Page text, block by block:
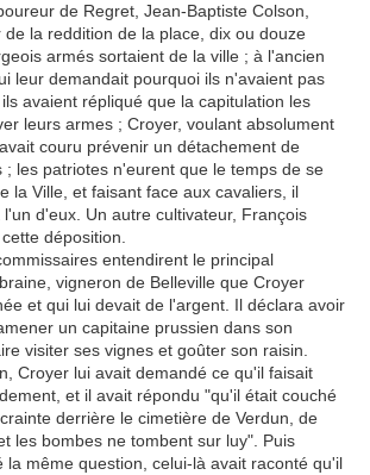
de Regret, Jean-Baptiste Colson,
la reddition de la place, dix ou douze
armés sortaient de la ville ; à l'ancien
leur demandait pourquoi ils n'avaient pas
avaient répliqué que la capitulation les
leurs armes ; Croyer, voulant absolument
couru prévenir un détachement de
; les patriotes n'eurent que le temps de se
la Ville, et faisant face aux cavaliers, il
d'eux. Un autre cultivateur, François
déposition.
entendirent le principal
vigneron de Belleville que Croyer
et qui lui devait de l'argent. Il déclara avoir
un capitaine prussien dans son
visiter ses vignes et goûter son raisin.
Croyer lui avait demandé ce qu'il faisait
et il avait répondu "qu'il était couché
derrière le cimetière de Verdun, de
les bombes ne tombent sur luy". Puis
la même question, celui-là avait raconté qu'il